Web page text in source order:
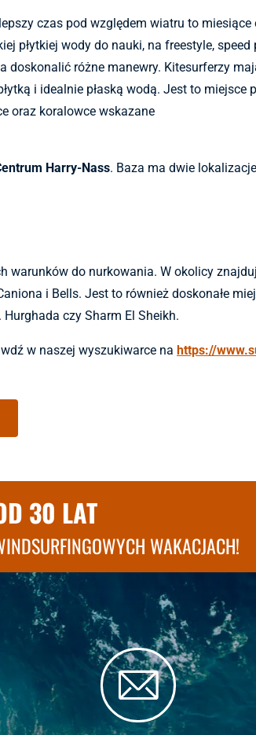
czas pod względem wiatru to
płytkiej wody do nauki, na freestyle, speed
doskonalić różne manewry. Kitesurferzy
i idealnie płaską wodą. Jest to miejsce
oraz koralowce wskazane
Harry-Nass. Baza ma dwie
warunków do nurkowania. W okolicy
i Bells. Jest to również doskonałe
czy Sharm El Sheikh.
w naszej wyszukiwarce na https://
30 LAT
WAKACJACH!